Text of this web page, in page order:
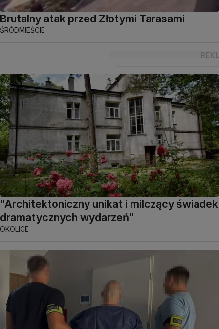
Brutalny atak przed Złotymi Tarasami
ŚRÓDMIEŚCIE
"Architektoniczny unikat i milczący świadek
dramatycznych wydarzeń"
OKOLICE